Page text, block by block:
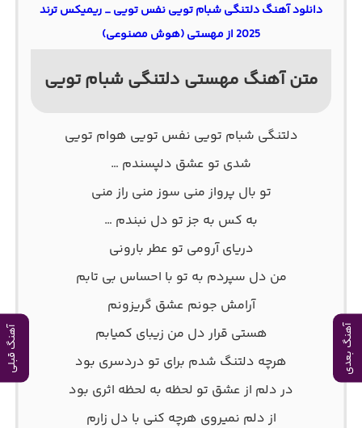
آهنگ بعدی آهنگ قبلی
دانلود آهنگ دلتنگی شبام تویی نفس تویی _ ریمیکس ترند
2025 از مهستی (هوش مصنوعی)
متن آهنگ مهستی دلتنگی شبام تویی
دلتنگی شبام تویی نفس تویی هوام تویی
شدی تو عشق دلپسندم …
تو بال پرواز منی سوز منی راز منی
به کس به جز تو دل نبندم …
دریای آرومی تو عطر بارونی
من دل سپردم به تو با احساس بی تابم
آرامش جونم عشق گریزونم
هستی قرار دل من زیبای کمیابم
هرچه دلتنگ شدم برای تو دردسری بود
در دلم از عشق تو لحظه به لحظه اثری بود
از دلم نمیروی هرچه کنی با دل زارم